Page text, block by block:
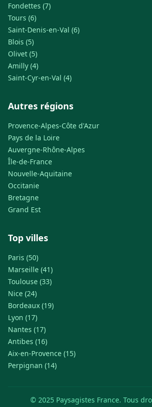
Fondettes (7)
Tours (6)
Saint-Denis-en-Val (6)
Blois (5)
Olivet (5)
Amilly (4)
Saint-Cyr-en-Val (4)
Autres régions
Provence-Alpes-Côte d'Azur
Pays de la Loire
Auvergne-Rhône-Alpes
Île-de-France
Nouvelle-Aquitaine
Occitanie
Bretagne
Grand Est
Top villes
Paris (50)
Marseille (41)
Toulouse (33)
Nice (24)
Bordeaux (19)
Lyon (17)
Nantes (17)
Antibes (16)
Aix-en-Provence (15)
Perpignan (14)
© 2025 Paysagistes France. Tous